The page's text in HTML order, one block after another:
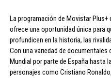
La programación de Movistar Plus+
ofrece una oportunidad única para
profundicen en la historia, las
Con una variedad de documentales
Mundial por parte de España hasta
personajes como Cristiano